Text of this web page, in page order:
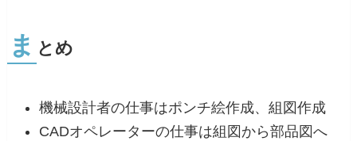
ま とめ
機械設計者の仕事はポンチ絵作成、組図作成
CADオペレーターの仕事は組図から部品図へ